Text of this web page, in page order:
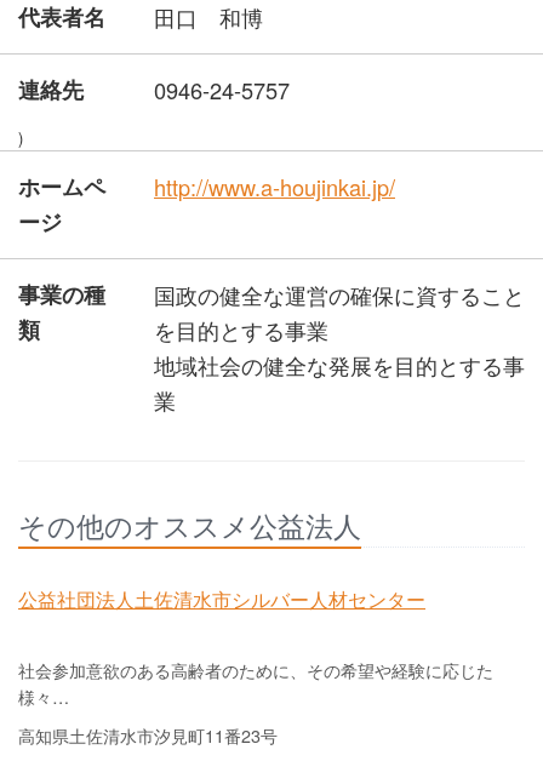
代表者名 田口 和博
連絡先 0946-24-5757
)
ホームペ
ージ
http://www.a-houjinkai.jp/
事業の種
類
国政の健全な運営の確保に資すること
を目的とする事業
地域社会の健全な発展を目的とする事
業
その他のオススメ公益法人
公益社団法人土佐清水市シルバー人材センター
社会参加意欲のある高齢者のために、その希望や経験に応じた
様々…
高知県土佐清水市汐見町11番23号